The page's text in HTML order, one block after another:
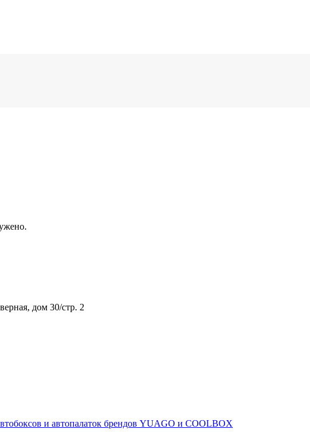
дом 30/стр. 2
и автопалаток брендов YUAGO и COOLBOX